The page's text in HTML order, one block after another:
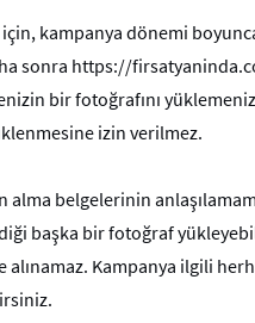
kampanya dönemi
sonra https://
bir fotoğrafını
izin verilmez.
alma belgelerinin
başka bir fotoğraf
alınamaz. Kampanya ilgili